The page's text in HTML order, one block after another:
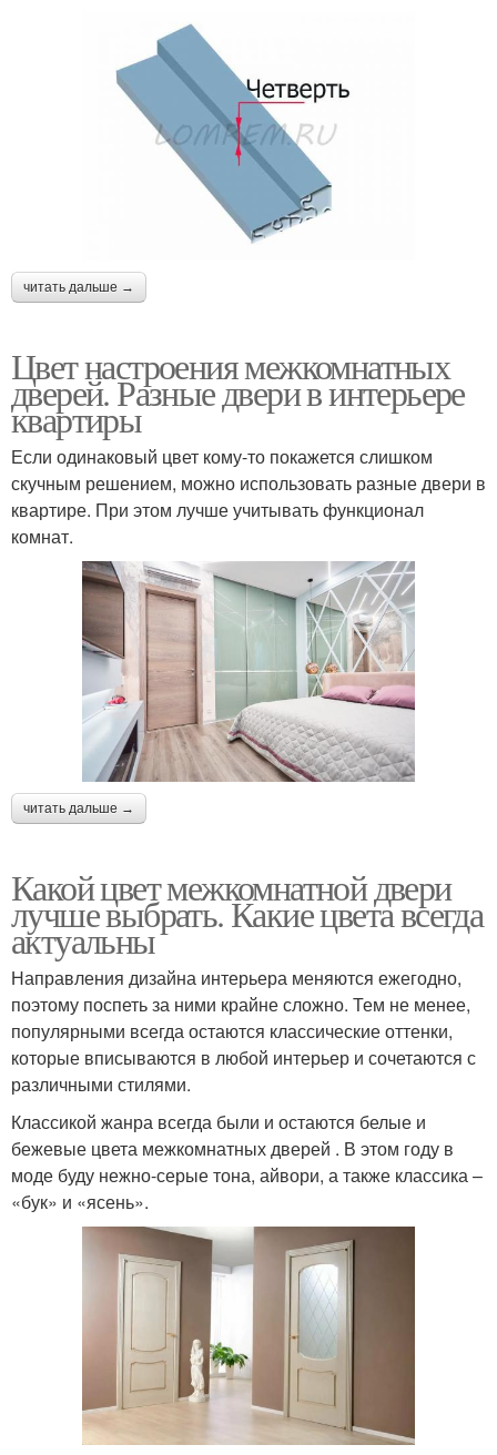
читать дальше →
Цвет настроения межкомнатных
дверей. Разные двери в интерьере
квартиры
Если одинаковый цвет кому-то покажется слишком
скучным решением, можно использовать разные двери в
квартире. При этом лучше учитывать функционал
комнат.
читать дальше →
Какой цвет межкомнатной двери
лучше выбрать. Какие цвета всегда
актуальны
Направления дизайна интерьера меняются ежегодно,
поэтому поспеть за ними крайне сложно. Тем не менее,
популярными всегда остаются классические оттенки,
которые вписываются в любой интерьер и сочетаются с
различными стилями.
Классикой жанра всегда были и остаются белые и
бежевые цвета межкомнатных дверей . В этом году в
моде буду нежно-серые тона, айвори, а также классика –
«бук» и «ясень».